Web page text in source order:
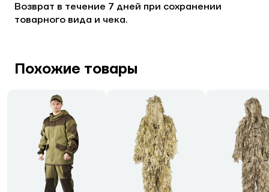
Возврат в течение 7 дней при сохранении
товарного вида и чека.
Похожие товары